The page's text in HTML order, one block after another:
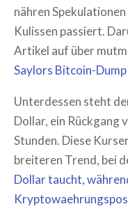
nähren
Kulissen passiert.
Artikel auf über
Saylors Bitcoin-
Unterdessen steht
Dollar, ein Rückgang
Stunden. Diese
breiteren Trend, bei
Dollar taucht,